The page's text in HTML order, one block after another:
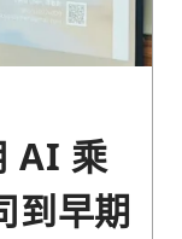
AI 乘
到早期